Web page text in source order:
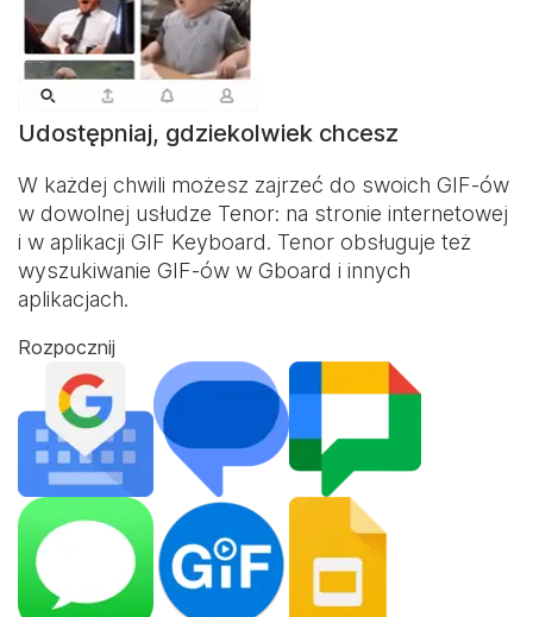
Udostępniaj, gdziekolwiek chcesz
W każdej chwili możesz zajrzeć do swoich GIF-ów
w dowolnej usłudze Tenor: na stronie internetowej
i w aplikacji GIF Keyboard. Tenor obsługuje też
wyszukiwanie GIF-ów w Gboard i innych
aplikacjach.
Rozpocznij